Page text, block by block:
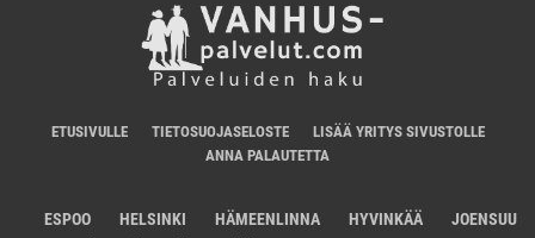
ETUSIVULLE TIETOSUOJASELOSTE
LISÄÄ YRITYS SIVUSTOLLE
ANNA PALAUTETTA
ESPOO HELSINKI HÄMEENLINNA HYVINKÄÄ
JOENSUU